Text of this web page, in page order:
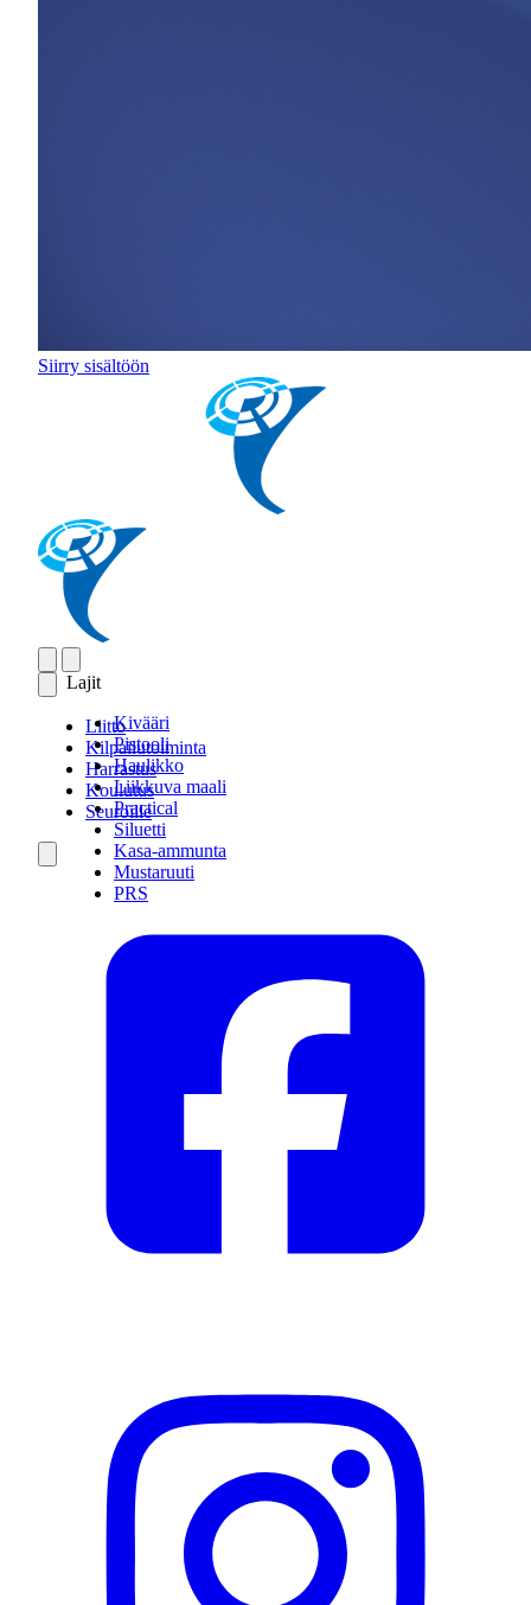
Siirry sisältöön
Lajit
Kivääri
Pistooli
Haulikko
Liikkuva maali
Practical
Siluetti
Kasa-ammunta
Mustaruuti
PRS
Liitto
Kilpailutoiminta
Harrastus
Koulutus
Seuroille